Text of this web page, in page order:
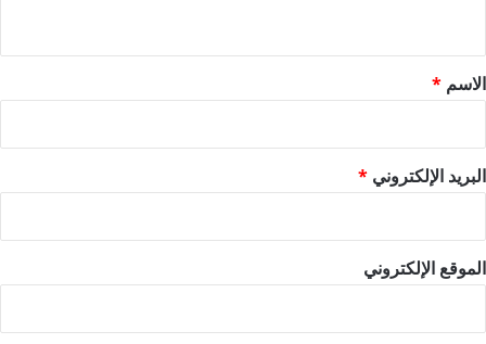
*
الاسم *
البريد الإلكتروني *
الموقع الإلكتروني